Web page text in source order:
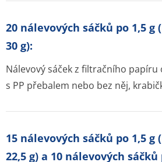
20 nálevových sáčků po 1,5
30 g):
Nálevový sáček z filtračního papíru
s PP přebalem nebo bez něj,
15 nálevových sáčků po 1,5
22,5 g) a 10 nálevových sáčků